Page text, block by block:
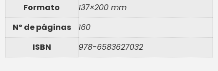
Formato
137×200 mm
Nº de páginas
160
ISBN
978-6583627032